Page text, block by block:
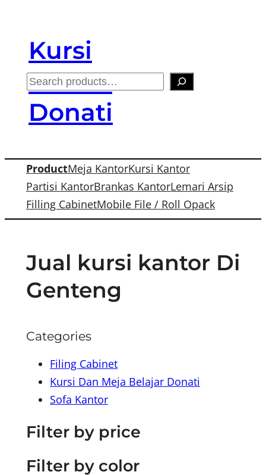
contentKursi
Kantor
Donati
S
e
h
ProductMeja KantorKursi Kantor
Partisi KantorBrankas KantorLemari Arsip
Filling CabinetMobile File / Roll Opack
Jual kursi kantor Di
Genteng
Categories
Filing Cabinet
Kursi Dan Meja Belajar Donati
Sofa Kantor
Filter by price
Filter by color